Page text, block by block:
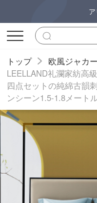
トップ
欧風ジャカ
LEELLAND礼瀾家紡高
四点セットの純綿古韻
ンシーン1.5-1.8メート